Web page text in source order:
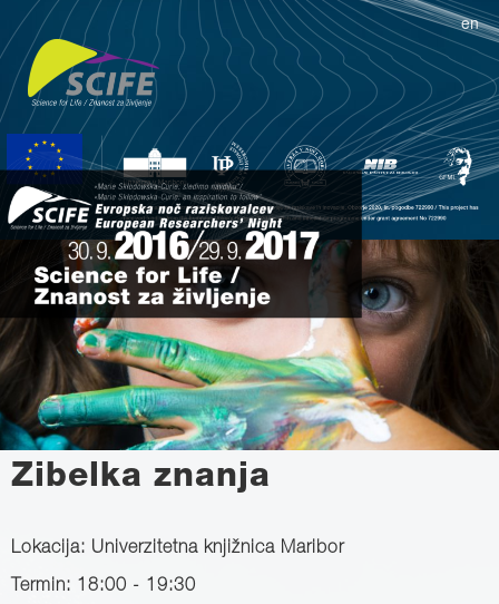
en
Zibelka znanja
Lokacija: Univerzitetna knjižnica Maribor
Termin: 18:00 - 19:30